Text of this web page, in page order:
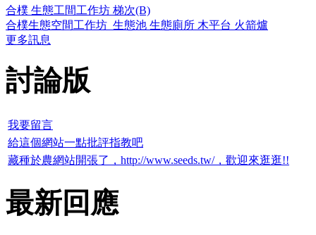
合樸 生態工間工作坊 梯次(B)
合樸生態空間工作坊_生態池 生態廁所 木平台 火箭爐
更多訊息
討論版
我要留言
給這個網站一點批評指教吧
藏種於農網站開張了，http://www.seeds.tw/，歡迎來逛逛!!
最新回應